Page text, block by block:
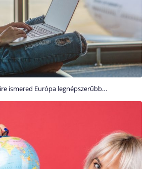
ismered Európa legnépszerűbb…